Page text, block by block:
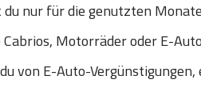
nur für die genutzten
Motorräder oder E-
von E-Auto-